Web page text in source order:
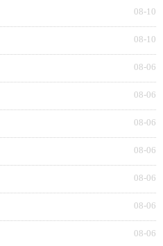
08-10
08-10
08-06
08-06
08-06
08-06
08-06
08-06
08-06